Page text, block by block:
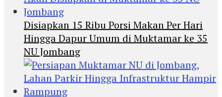
Disiapkan 15 Ribu Porsi Makan Per Hari
Hingga Dapur Umum di Muktamar ke 35
NU Jombang